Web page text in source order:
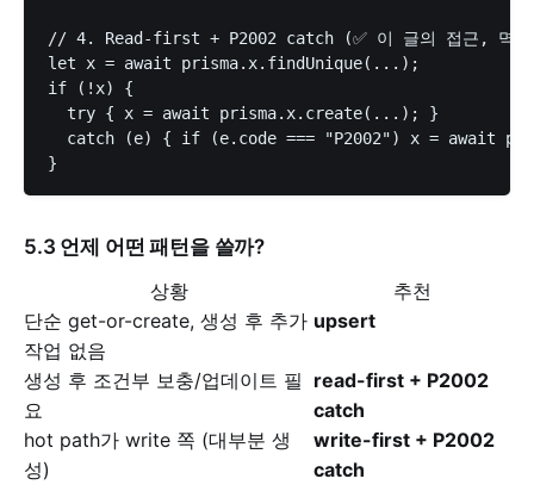
// 4. Read-first + P2002 catch (✅ 이 글의 접근, 멱등
let x = await prisma.x.findUnique(...);
if (!x) {
  try { x = await prisma.x.create(...); }
catch (e) { if (e.code === "P2002") x = await
5.3 언제 어떤 패턴을 쓸까?
상황
추천
단순 get-or-create, 생성 후 추가
작업 없음
upsert
생성 후 조건부 보충/업데이트 필
요
read-first + P2002
catch
hot path가 write 쪽 (대부분 생
성)
write-first + P2002
catch